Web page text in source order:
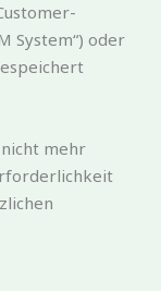
System“) oder
mehr